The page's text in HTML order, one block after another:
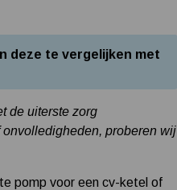
deze te vergelijken met
de uiterste zorg
proberen wij
pomp voor een cv-ketel of